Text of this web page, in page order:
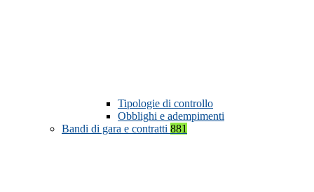
Tipologie di controllo
Obblighi e adempimenti
Bandi di gara e contratti 881